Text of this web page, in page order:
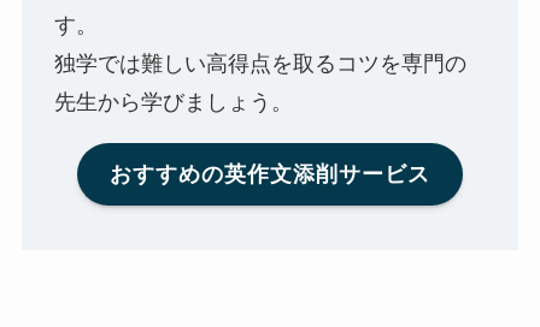
す。
独学では難しい高得点を取るコツを専門の
先生から学びましょう。
おすすめの英作文添削サービス